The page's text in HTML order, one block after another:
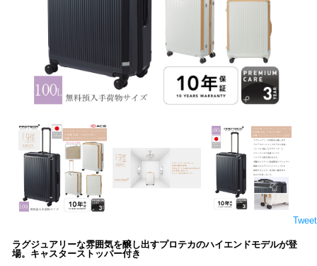
Tweet
ラグジュアリーな雰囲気を醸し出すプロテカのハイエンドモデルが登
場。キャスターストッパー付き